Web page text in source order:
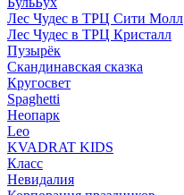
Лес Чудес в ТРЦ Сити Молл
Лес Чудес в ТРЦ Кристалл
Пузырëк
Скандинавская сказка
Кругосвет
Spaghetti
Неопарк
Leo
KVADRAT KIDS
Класс
Невидалия